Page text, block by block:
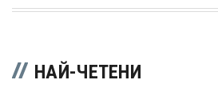
НАЙ-ЧЕТЕНИ